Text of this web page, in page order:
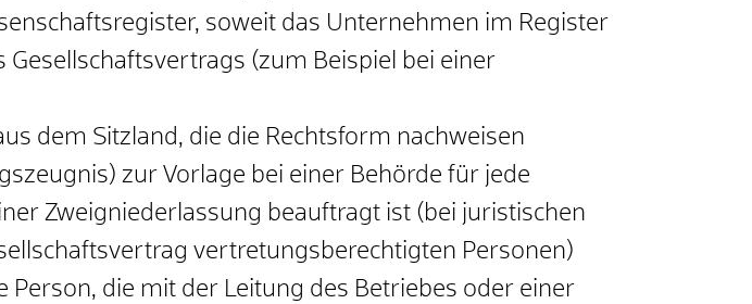
soweit das Unternehmen im Register
(zum Beispiel bei einer
dem Sitzland, die die Rechtsform nachweisen
zur Vorlage bei einer Behörde für jede
Zweigniederlassung beauftragt ist (bei juristischen
vertretungsberechtigten Personen)
die mit der Leitung des Betriebes oder einer